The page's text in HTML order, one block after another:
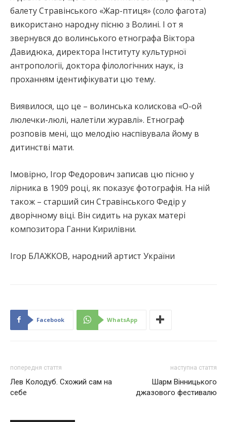
балету Стравінського «Жар-птиця» (соло фагота)
використано народну пісню з Волині. І от я
звернувся до волинського етнографа Віктора
Давидюка, директора Інституту культурної
антропологіі, доктора філологічних наук, із
проханням ідентифікувати цю тему.
Виявилося, що це – волинська колискова «О-ой
люлечки-люлі, налетіли журавлі». Етнограф
розповів мені, що мелодію наспівувала йому в
дитинстві мати.
Імовірно, Ігор Федорович записав цю пісню у
лірника в 1909 році, як показує фотографія. На ній
також – старший син Стравінського Федір у
дворічному віці. Він сидить на руках матері
композитора Ганни Кирилівни.
Ігор БЛАЖКОВ, народний артист України
Facebook WhatsApp
попередня стаття
Лев Колодуб. Схожий сам на
себе
наступна стаття
Шарм Вінницького
джазового фестивалю